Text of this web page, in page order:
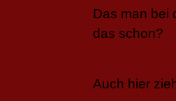
Das man bei
das schon?
Auch hier